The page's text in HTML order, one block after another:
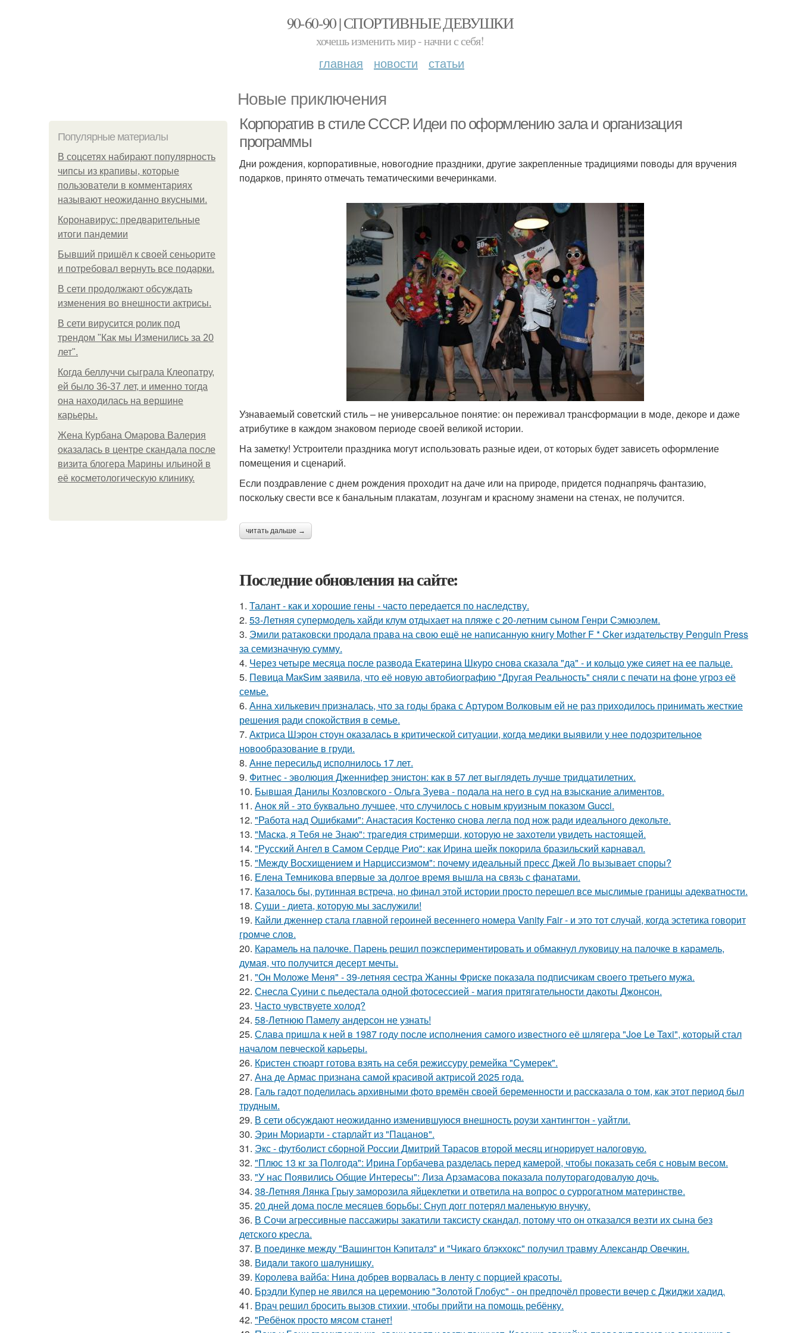
90-60-90 | СПОРТИВНЫЕ ДЕВУШКИ
хочешь изменить мир - начни с себя!
главная новости статьи
Новые приключения
Популярные материалы
В соцсетях набирают популярность
чипсы из крапивы, которые
пользователи в комментариях
называют неожиданно вкусными.
Коронавирус: предварительные
итоги пандемии
Бывший пришёл к своей сеньорите
и потребовал вернуть все подарки.
В сети продолжают обсуждать
изменения во внешности актрисы.
В сети вирусится ролик под
трендом "Как мы Изменились за 20
лет".
Когда беллуччи сыграла Клеопатру,
ей было 36-37 лет, и именно тогда
она находилась на вершине
карьеры.
Жена Курбана Омарова Валерия
оказалась в центре скандала после
визита блогера Марины ильиной в
её косметологическую клинику.
Корпоратив в стиле СССР. Идеи по оформлению зала и организация
программы
Дни рождения, корпоративные, новогодние праздники, другие закрепленные традициями поводы для вручения
подарков, принято отмечать тематическими вечеринками.
Узнаваемый советский стиль – не универсальное понятие: он переживал трансформации в моде, декоре и даже
атрибутике в каждом знаковом периоде своей великой истории.
На заметку! Устроители праздника могут использовать разные идеи, от которых будет зависеть оформление
помещения и сценарий.
Если поздравление с днем рождения проходит на даче или на природе, придется поднапрячь фантазию,
поскольку свести все к банальным плакатам, лозунгам и красному знамени на стенах, не получится.
читать дальше →
Последние обновления на сайте:
1. Талант - как и хорошие гены - часто передается по наследству.
2. 53-Летняя супермодель хайди клум отдыхает на пляже с 20-летним сыном Генри Сэмюэлем.
3. Эмили ратаковски продала права на свою ещё не написанную книгу Mother F * Cker издательству Penguin Press
за семизначную сумму.
4. Через четыре месяца после развода Екатерина Шкуро снова сказала "да" - и кольцо уже сияет на ее пальце.
5. Пeвица MакSим заявила, что её новую автобиографию "Другая Реальность" сняли с печати на фоне угроз её
семье.
6. Анна хилькевич призналась, что за годы брака с Артуром Волковым ей не раз приходилось принимать жесткие
решения ради спокойствия в семье.
7. Актриса Шэрон стоун оказалась в критической ситуации, когда медики выявили у нее подозрительное
новообразование в груди.
8. Анне пересильд исполнилось 17 лет.
9. Фитнес - эволюция Дженнифер энистон: как в 57 лет выглядеть лучше тридцатилетних.
10. Бывшая Данилы Козловского - Ольга Зуева - подала на него в суд на взыскание алиментов.
11. Анок яй - это буквально лучшее, что случилось с новым круизным показом Gucci.
12. "Работа над Ошибками": Анастасия Костенко снова легла под нож ради идеального декольте.
13. "Маска, я Тебя не Знаю": трагедия стримерши, которую не захотели увидеть настоящей.
14. "Русский Ангел в Самом Сердце Рио": как Ирина шейк покорила бразильский карнавал.
15. "Между Восхищением и Нарциссизмом": почему идеальный пресс Джей Ло вызывает споры?
16. Елена Темникова впервые за долгое время вышла на связь с фанатами.
17. Казалось бы, рутинная встреча, но финал этой истории просто перешел все мыслимые границы адекватности.
18. Суши - диета, которую мы заслужили!
19. Кайли дженнер стала главной героиней весеннего номера Vanity Fair - и это тот случай, когда эстетика говорит
громче слов.
20. Карамель на палочке. Парень решил поэкспериментировать и обмакнул луковицу на палочке в карамель,
думая, что получится десерт мечты.
21. "Он Моложе Меня" - 39-летняя сестра Жанны Фриске показала подписчикам своего третьего мужа.
22. Снесла Суини с пьедестала одной фотосессией - магия притягательности дакоты Джонсон.
23. Часто чувствуете холод?
24. 58-Летнюю Памелу андерсон не узнать!
25. Слава пришла к ней в 1987 году после исполнения самого известного её шлягера "Joe Le Taxi", который стал
началом певческой карьеры.
26. Кристен стюарт готова взять на себя режиссуру ремейка "Сумерек".
27. Ана де Армас признана самой красивой актрисой 2025 года.
28. Галь гадот поделилась архивными фото времён своей беременности и рассказала о том, как этот период был
трудным.
29. В сети обсуждают неожиданно изменившуюся внешность роузи хантингтон - уайтли.
30. Эрин Мориарти - старлайт из "Пацанов".
31. Экс - футболист сборной России Дмитрий Тарасов второй месяц игнорирует налоговую.
32. "Плюс 13 кг за Полгода": Ирина Горбачева разделась перед камерой, чтобы показать себя с новым весом.
33. "У нас Появились Общие Интересы": Лиза Арзамасова показала полуторагодовалую дочь.
34. 38-Летняя Лянка Грыу заморозила яйцеклетки и ответила на вопрос о суррогатном материнстве.
35. 20 дней дома после месяцев борьбы: Снуп догг потерял маленькую внучку.
36. В Сочи агрессивные пассажиры закатили таксисту скандал, потому что он отказался везти их сына без
детского кресла.
37. В поединке между "Вашингтон Кэпиталз" и "Чикаго блэкхокс" получил травму Александр Овечкин.
38. Видaли тaкого шaлунишку.
39. Королева вайба: Нина добрев ворвалась в ленту с порцией красоты.
40. Брэдли Купер не явился на церемонию "Золотой Глобус" - он предпочёл провести вечер с Джиджи хадид.
41. Врач решил бросить вызов стихии, чтобы прийти на помощь ребёнку.
42. "Ребёнок просто мясом станет!